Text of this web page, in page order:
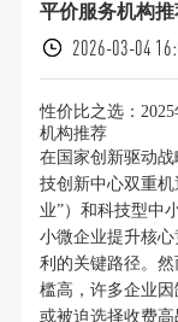
平价服务机构推
2026-03-04
性价比之选：
机构推荐
在国家创新驱动
技创新中心双重
业”）和科技型中
小微企业提升核
利的关键路径。
槛高，许多企业因
或被迫选择收费